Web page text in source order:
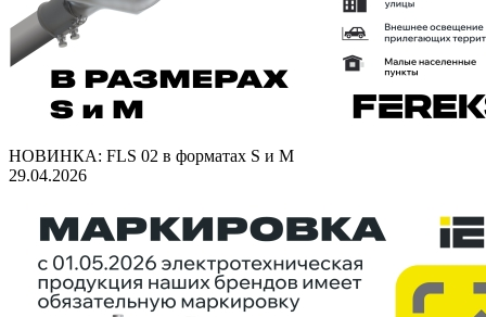
НОВИНКА: FLS 02 в форматах S и M
29.04.2026